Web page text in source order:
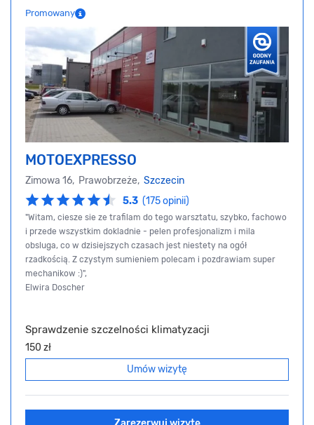
Promowany
MOTOEXPRESSO
Zimowa 16, Prawobrzeże, Szczecin
5.3 (175 opinii)
"Witam, ciesze sie ze trafilam do tego warsztatu, szybko, fachowo
i przede wszystkim dokladnie - pelen profesjonalizm i mila
obsluga, co w dzisiejszych czasach jest niestety na ogół
rzadkością. Z czystym sumieniem polecam i pozdrawiam super
mechanikow :)",
Elwira Doscher
Sprawdzenie szczelności klimatyzacji
150 zł
Umów wizytę